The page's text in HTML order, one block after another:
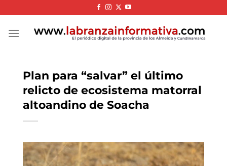
to
content
Plan para “salvar” el último
relicto de ecosistema matorral
altoandino de Soacha